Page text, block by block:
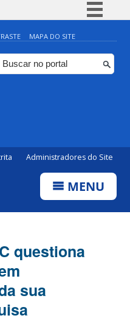
Simplifique!
Comunica BR
Participe
MAPA DO SITE
Administradores do Site
MENU
questiona
sua